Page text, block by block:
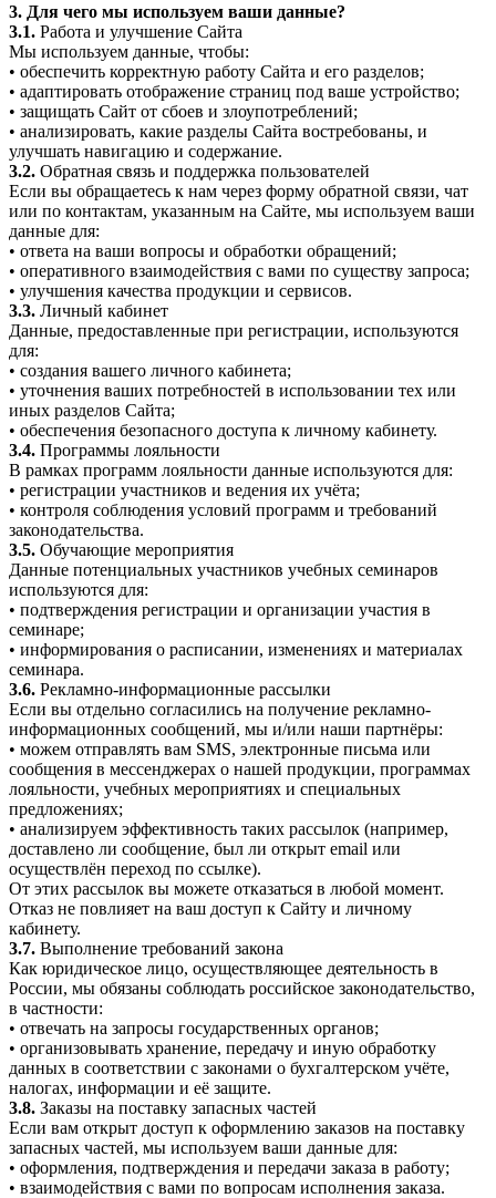
3. Для чего мы используем ваши данные?
3.1. Работа и улучшение Сайта
Мы используем данные, чтобы:
• обеспечить корректную работу Сайта и его разделов;
• адаптировать отображение страниц под ваше устройство;
• защищать Сайт от сбоев и злоупотреблений;
• анализировать, какие разделы Сайта востребованы, и
улучшать навигацию и содержание.
3.2. Обратная связь и поддержка пользователей
Если вы обращаетесь к нам через форму обратной связи, чат
или по контактам, указанным на Сайте, мы используем ваши
данные для:
• ответа на ваши вопросы и обработки обращений;
• оперативного взаимодействия с вами по существу запроса;
• улучшения качества продукции и сервисов.
3.3. Личный кабинет
Данные, предоставленные при регистрации, используются
для:
• создания вашего личного кабинета;
• уточнения ваших потребностей в использовании тех или
иных разделов Сайта;
• обеспечения безопасного доступа к личному кабинету.
3.4. Программы лояльности
В рамках программ лояльности данные используются для:
• регистрации участников и ведения их учёта;
• контроля соблюдения условий программ и требований
законодательства.
3.5. Обучающие мероприятия
Данные потенциальных участников учебных семинаров
используются для:
• подтверждения регистрации и организации участия в
семинаре;
• информирования о расписании, изменениях и материалах
семинара.
3.6. Рекламно-информационные рассылки
Если вы отдельно согласились на получение рекламно-
информационных сообщений, мы и/или наши партнёры:
• можем отправлять вам SMS, электронные письма или
сообщения в мессенджерах о нашей продукции, программах
лояльности, учебных мероприятиях и специальных
предложениях;
• анализируем эффективность таких рассылок (например,
доставлено ли сообщение, был ли открыт email или
осуществлён переход по ссылке).
От этих рассылок вы можете отказаться в любой момент.
Отказ не повлияет на ваш доступ к Сайту и личному
кабинету.
3.7. Выполнение требований закона
Как юридическое лицо, осуществляющее деятельность в
России, мы обязаны соблюдать российское законодательство,
в частности:
• отвечать на запросы государственных органов;
• организовывать хранение, передачу и иную обработку
данных в соответствии с законами о бухгалтерском учёте,
налогах, информации и её защите.
3.8. Заказы на поставку запасных частей
Если вам открыт доступ к оформлению заказов на поставку
запасных частей, мы используем ваши данные для:
• оформления, подтверждения и передачи заказа в работу;
• взаимодействия с вами по вопросам исполнения заказа.